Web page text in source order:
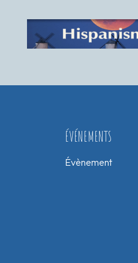
ÉVÉNEMENTS
Évènement